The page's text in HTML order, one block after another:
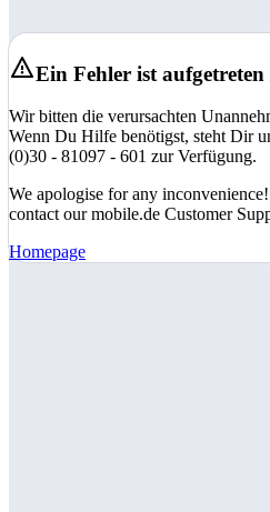
Ein Fehler ist
Wir bitten die verursachten
Wenn Du Hilfe benötigst, steht Dir
(0)30 - 81097 - 601 zur Verfügung.
We apologise for any
contact our mobile.de Customer
Homepage